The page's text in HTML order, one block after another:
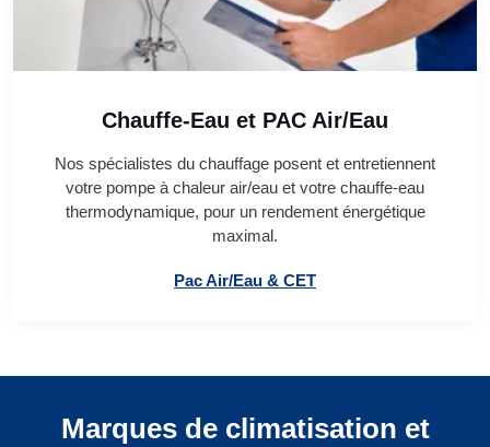
Chauffe-Eau et PAC Air/Eau
Nos spécialistes du chauffage posent et entretiennent
votre pompe à chaleur air/eau et votre chauffe-eau
thermodynamique, pour un rendement énergétique
maximal.
Pac Air/Eau & CET
Marques de climatisation et